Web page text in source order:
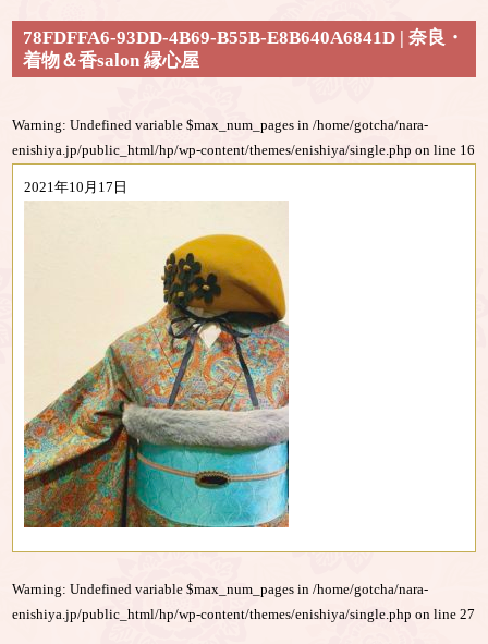
78FDFFA6-93DD-4B69-B55B-E8B640A6841D | 奈良・
着物＆香salon 縁心屋
Warning: Undefined variable $max_num_pages in/home/gotcha/nara-
enishiya.jp/public_html/hp/wp-content/themes/enishiya/single.php on line 16
2021年10月17日
Warning: Undefined variable $max_num_pages in/home/gotcha/nara-
enishiya.jp/public_html/hp/wp-content/themes/enishiya/single.php on line27